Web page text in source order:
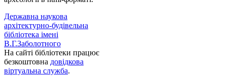
Державна наукова
архітектурно-будівельна
бібліотека імені
В.Г.Заболотного
На сайті бібліотеки працює
безкоштовна довідкова
віртуальна служба.